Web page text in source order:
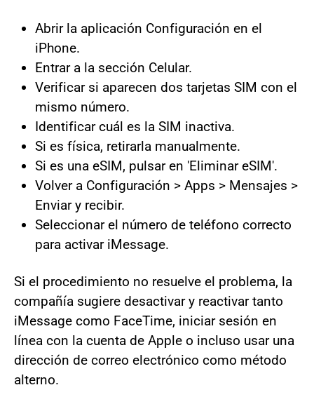
Abrir la aplicación Configuración en el
iPhone.
Entrar a la sección Celular.
Verificar si aparecen dos tarjetas SIM con el
mismo número.
Identificar cuál es la SIM inactiva.
Si es física, retirarla manualmente.
Si es una eSIM, pulsar en 'Eliminar eSIM'.
Volver a Configuración > Apps > Mensajes >
Enviar y recibir.
Seleccionar el número de teléfono correcto
para activar iMessage.
Si el procedimiento no resuelve el problema, la
compañía sugiere desactivar y reactivar tanto
iMessage como FaceTime, iniciar sesión en
línea con la cuenta de Apple o incluso usar una
dirección de correo electrónico como método
alterno.